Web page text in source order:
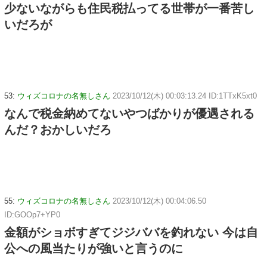
少ないながらも住民税払ってる世帯が一番苦し
いだろが
53: ウィズコロナの名無しさん 2023/10/12(木) 00:03:13.24 ID:1TTxK5xt0
なんで税金納めてないやつばかりが優遇される
んだ？おかしいだろ
55: ウィズコロナの名無しさん 2023/10/12(木) 00:04:06.50
ID:GOOp7+YP0
金額がショボすぎてジジババを釣れない 今は自
公への風当たりが強いと言うのに